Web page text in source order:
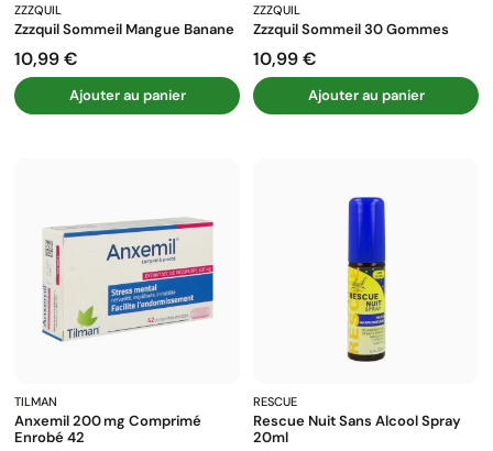
ZZZQUIL
Zzzquil Sommeil Mangue Banane
Prix
10,99 €
Ajouter au panier
ZZZQUIL
Zzzquil Sommeil 30 Gommes
Prix
10,99 €
Ajouter au panier
TILMAN
Anxemil 200 Mg Comprimé
Enrobé 42
RESCUE
Rescue Nuit Sans Alcool Spray
20ml